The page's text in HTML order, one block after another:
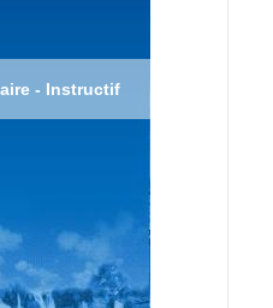
- Instructif